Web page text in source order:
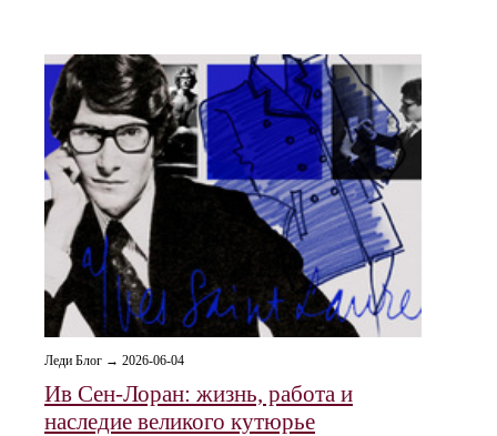
Леди Блог → 2026-06-04
Ив Сен-Лоран: жизнь, работа и
наследие великого кутюрье